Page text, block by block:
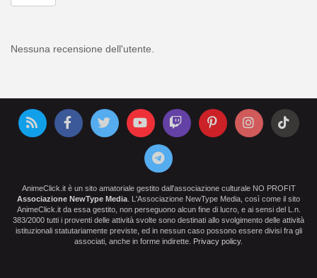
Nessuna recensione dell'utente.
AnimeClick.it è un sito amatoriale gestito dall'associazione culturale NO PROFIT
Associazione NewType Media . L'Associazione NewType Media, così come il sito
AnimeClick.it da essa gestito, non perseguono alcun fine di lucro, e ai sensi del L.n.
383/2000 tutti i proventi delle attività svolte sono destinati allo svolgimento delle attività
istituzionali statutariamente previste, ed in nessun caso possono essere divisi fra gli
associati, anche in forme indirette. Privacy policy.